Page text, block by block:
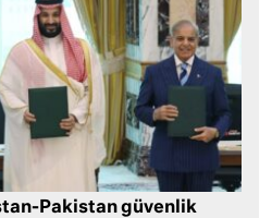
Pakistan güvenlik